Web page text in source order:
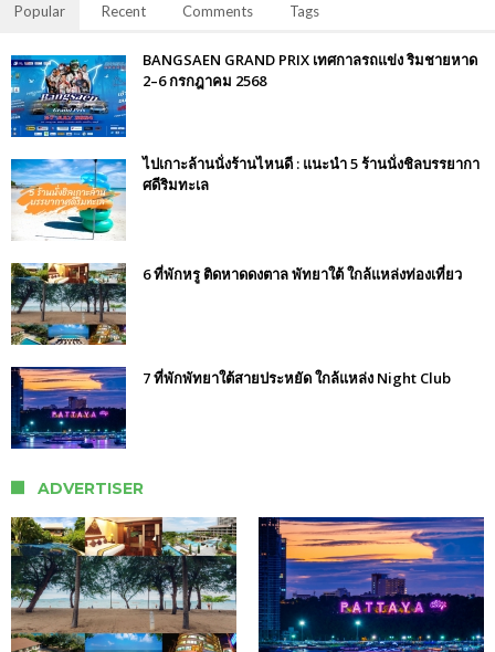
Popular Recent Comments Tags
BANGSAEN GRAND PRIX เทศกาลรถแข่ง ริมชายหาด
2–6 กรกฎาคม 2568
ไปเกาะล้านนั่งร้านไหนดี : แนะนำ 5 ร้านนั่งชิลบรรยากา
ศดีริมทะเล
6 ที่พักหรู ติดหาดดงตาล พัทยาใต้ ใกล้แหล่งท่องเที่ยว
7 ที่พักพัทยาใต้สายประหยัด ใกล้แหล่ง Night Club
ADVERTISER